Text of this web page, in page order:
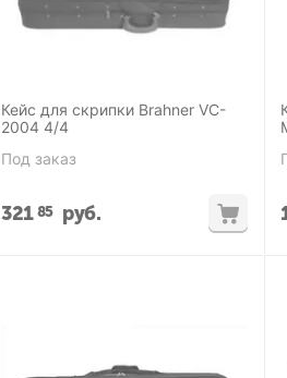
Кейс для скрипки Brahner VC-
2004 4/4
Под заказ
32185 руб.